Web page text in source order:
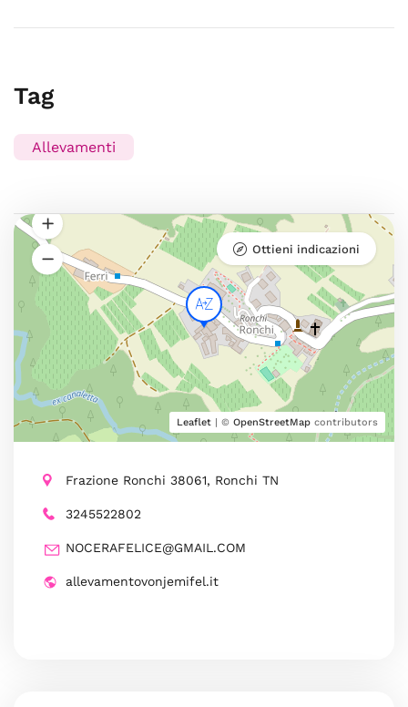
Tag
Allevamenti
Leaflet | © OpenStreetMap contributors
Ottieni indicazioni
Frazione Ronchi 38061, Ronchi TN
3245522802
NOCERAFELICE@GMAIL.COM
allevamentovonjemifel.it